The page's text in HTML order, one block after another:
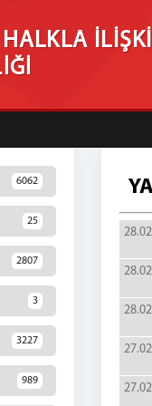
6062
25
2807
3
3227
989